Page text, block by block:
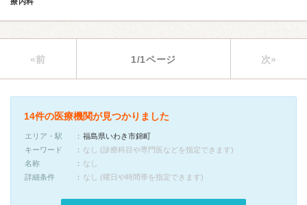
«前 1/1ページ 次»
14件の医療機関が見つかりました
エリア・駅
福島県いわき市錦町
キーワード
なし (診療科目や専門医などを指定できます)
名称
なし
詳細条件
なし (曜日や時間帯を指定できます)